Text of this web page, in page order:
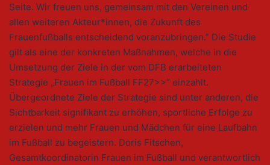
Seite. Wir freuen uns, gemeinsam mit den Vereinen und
allen weiteren Akteur*innen, die Zukunft des
Frauenfußballs entscheidend voranzubringen.” Die Studie
gilt als eine der konkreten Maßnahmen, welche in die
Umsetzung der Ziele in der vom DFB erarbeiteten
Strategie „Frauen im Fußball FF27>>“ einzahlt.
Übergeordnete Ziele der Strategie sind unter anderen, die
Sichtbarkeit signifikant zu erhöhen, sportliche Erfolge zu
erzielen und mehr Frauen und Mädchen für eine Laufbahn
im Fußball zu begeistern. Doris Fitschen,
Gesamtkoordinatorin Frauen im Fußball und verantwortlich